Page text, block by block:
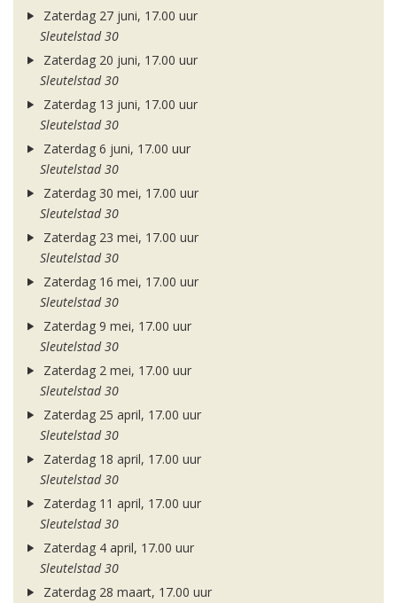
Zaterdag 27 juni, 17.00 uur
Sleutelstad 30
Zaterdag 20 juni, 17.00 uur
Sleutelstad 30
Zaterdag 13 juni, 17.00 uur
Sleutelstad 30
Zaterdag 6 juni, 17.00 uur
Sleutelstad 30
Zaterdag 30 mei, 17.00 uur
Sleutelstad 30
Zaterdag 23 mei, 17.00 uur
Sleutelstad 30
Zaterdag 16 mei, 17.00 uur
Sleutelstad 30
Zaterdag 9 mei, 17.00 uur
Sleutelstad 30
Zaterdag 2 mei, 17.00 uur
Sleutelstad 30
Zaterdag 25 april, 17.00 uur
Sleutelstad 30
Zaterdag 18 april, 17.00 uur
Sleutelstad 30
Zaterdag 11 april, 17.00 uur
Sleutelstad 30
Zaterdag 4 april, 17.00 uur
Sleutelstad 30
Zaterdag 28 maart, 17.00 uur